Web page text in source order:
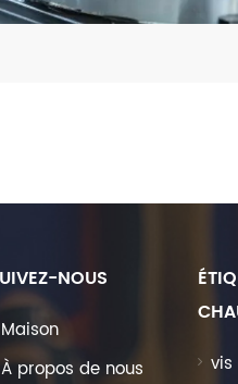
NOUS
Maison
À propos de nous